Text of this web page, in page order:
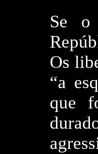
Se o
Os
“a
que